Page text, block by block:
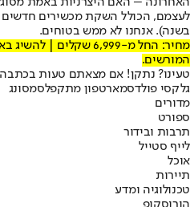
לעצמם, הכולל השקת מכשירים חדשים
בשנה). אנחנו לא ממש בטוחים.
מחיר: החל מ-6,999 שקלים
המורשים.
טעינו? נתקן! אם מצאתם טעות
גלקסי פולדסמארטפון מתקפלסמסונג
מדורים
ספורט
תרבות ובידור
לייף סטייל
אוכל
תיירות
טכנולוגיה ומדע